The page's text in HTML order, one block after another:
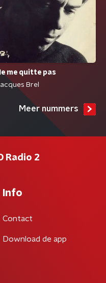
me quitte pas
Brel
Meer nummers
Radio 2
Info
Contact
Download de app